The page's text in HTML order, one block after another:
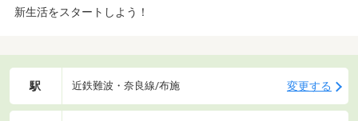
新生活をスタートしよう！
駅 近鉄難波・奈良線/布施 変更する